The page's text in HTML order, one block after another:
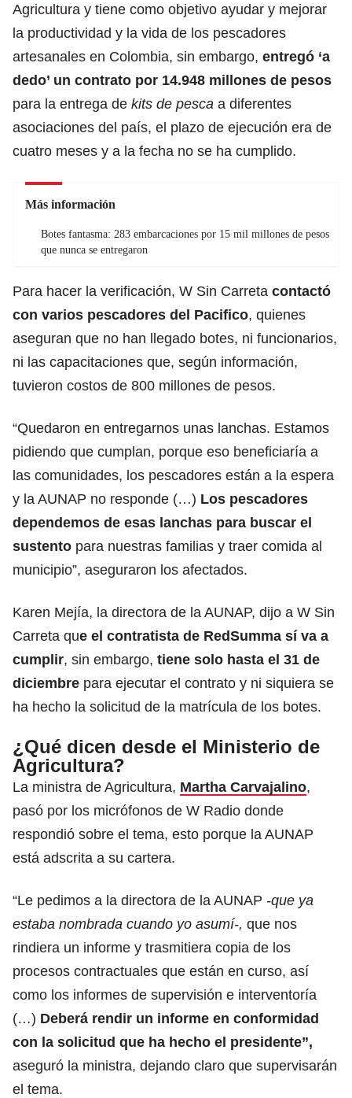
Agricultura y tiene como objetivo ayudar y mejorar
la productividad y la vida de los pescadores
artesanales en Colombia, sin embargo, entregó ‘a
dedo’ un contrato por 14.948 millones de pesos
para la entrega de kits de pesca a diferentes
asociaciones del país, el plazo de ejecución era de
cuatro meses y a la fecha no se ha cumplido.
Más información
Botes fantasma: 283 embarcaciones por 15 mil millones de pesos
que nunca se entregaron
Para hacer la verificación, W Sin Carreta contactó
con varios pescadores del Pacifico, quienes
aseguran que no han llegado botes, ni funcionarios,
ni las capacitaciones que, según información,
tuvieron costos de 800 millones de pesos.
“Quedaron en entregarnos unas lanchas. Estamos
pidiendo que cumplan, porque eso beneficiaría a
las comunidades, los pescadores están a la espera
y la AUNAP no responde (…) Los pescadores
dependemos de esas lanchas para buscar el
sustento para nuestras familias y traer comida al
municipio”, aseguraron los afectados.
Karen Mejía, la directora de la AUNAP, dijo a W Sin
Carreta que el contratista de RedSumma sí va a
cumplir, sin embargo, tiene solo hasta el 31 de
diciembre para ejecutar el contrato y ni siquiera se
ha hecho la solicitud de la matrícula de los botes.
¿Qué dicen desde el Ministerio de
Agricultura?
La ministra de Agricultura, Martha Carvajalino,
pasó por los micrófonos de W Radio donde
respondió sobre el tema, esto porque la AUNAP
está adscrita a su cartera.
“Le pedimos a la directora de la AUNAP -que ya
estaba nombrada cuando yo asumí-, que nos
rindiera un informe y trasmitiera copia de los
procesos contractuales que están en curso, así
como los informes de supervisión e interventoría
(…) Deberá rendir un informe en conformidad
con la solicitud que ha hecho el presidente”,
aseguró la ministra, dejando claro que supervisarán
el tema.